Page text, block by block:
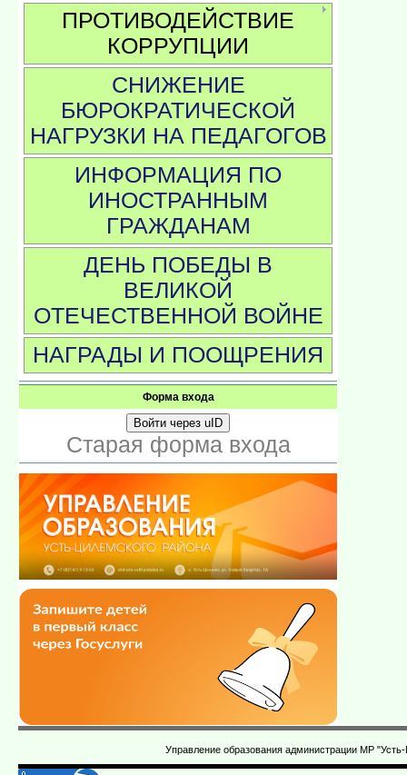
ПРОТИВОДЕЙСТВИЕ
КОРРУПЦИИ
СНИЖЕНИЕ
БЮРОКРАТИЧЕСКОЙ
НАГРУЗКИ НА ПЕДАГОГОВ
ИНФОРМАЦИЯ ПО
ИНОСТРАННЫМ
ГРАЖДАНАМ
ДЕНЬ ПОБЕДЫ В
ВЕЛИКОЙ
ОТЕЧЕСТВЕННОЙ ВОЙНЕ
НАГРАДЫ И ПООЩРЕНИЯ
Форма входа
Войти через uID
Старая форма входа
Управление образования администрации МР